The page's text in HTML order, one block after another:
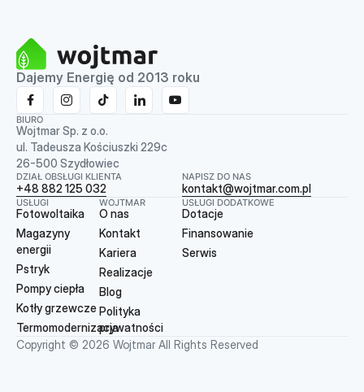
Dajemy Energię od 2013 roku
BIURO
Wojtmar Sp. z o.o.
ul. Tadeusza Kościuszki 229c
26-500 Szydłowiec
DZIAŁ OBSŁUGI KLIENTA
+48 882 125 032
NAPISZ DO NAS
kontakt@wojtmar.com.pl
USŁUGI
Fotowoltaika
Magazyny
energii
Pstryk
Pompy ciepła
Kotły grzewcze
Termomodernizacja
WOJTMAR
O nas
Kontakt
Kariera
Realizacje
Blog
Polityka
prywatności
USŁUGI DODATKOWE
Dotacje
Finansowanie
Serwis
Copyright © 2026 Wojtmar All Rights Reserved